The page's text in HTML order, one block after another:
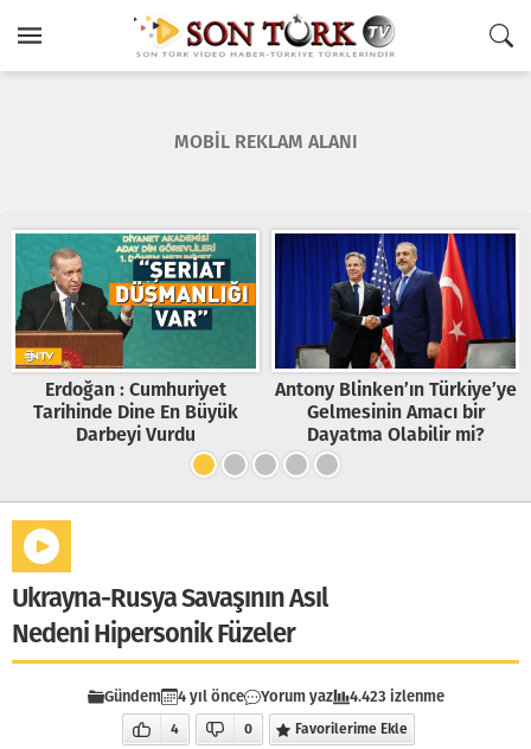
MOBİL REKLAM ALANI
Erdoğan : Cumhuriyet
Tarihinde Dine En Büyük
Darbeyi Vurdu
Antony Blinken’ın Türkiye’ye
Gelmesinin Amacı bir
Dayatma Olabilir mi?
Ukrayna-Rusya Savaşının Asıl
Nedeni Hipersonik Füzeler
Gündem 4 yıl önce Yorum yaz 4.423 izlenme
4 0 Favorilerime Ekle